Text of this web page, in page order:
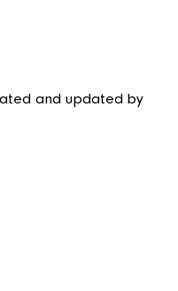
and updated by